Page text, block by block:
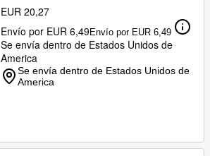
EUR 20,27
Envío por EUR 6,49Envío por EUR 6,49
Se envía dentro de Estados Unidos de
America
Se envía dentro de Estados Unidos de
America